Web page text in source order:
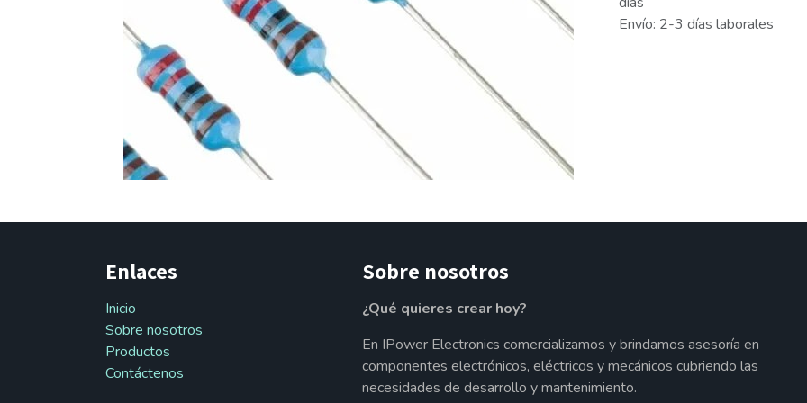
Envío: 2-3 días laborales
Enlaces
Inicio
Sobre nosotros
Productos
Contáctenos
Sobre nosotros
¿Qué quieres crear hoy?
En IPower Electronics comercializamos y brindamos asesoría en
componentes electrónicos, eléctricos y mecánicos cubriendo las
necesidades de desarrollo y mantenimiento.